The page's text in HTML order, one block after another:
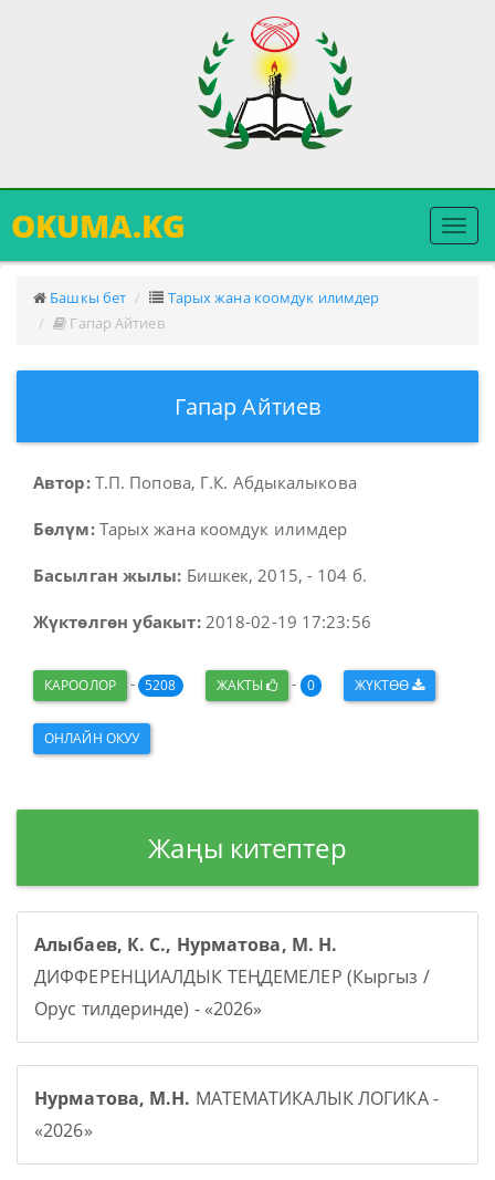
OKUMA.KG
Башкы бет
Тарых жана коомдук илимдер
Гапар Айтиев
Гапар Айтиев
Автор:Т.П. Попова, Г.К. Абдыкалыкова
Бөлүм:Тарых жана коомдук илимдер
Басылган жылы: Бишкек, 2015, - 104 б.
Жүктөлгөн убакыт:2018-02-19 17:23:56
КАРООЛОР - 5208 ЖАКТЫ - 0 ЖҮКТӨӨ
ОНЛАЙН ОКУУ
Жаңы китептер
Алыбаев, К. С., Нурматова, М. Н.
ДИФФЕРЕНЦИАЛДЫК ТЕҢДЕМЕЛЕР (Кыргыз /
Орус тилдеринде) - «2026»
Нурматова, М.Н. МАТЕМАТИКАЛЫК ЛОГИКА -
«2026»